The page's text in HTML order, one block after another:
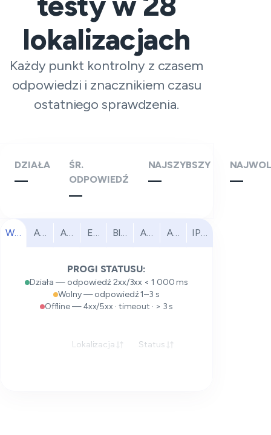
lokalizacjach
Każdy punkt kontrolny z czasem
odpowiedzi i znacznikiem czasu
ostatniego sprawdzenia.
DZIAŁA
—
ŚR.
ODPOWIEDŹ
—
NAJSZYBSZY
— —
WszystkieAmeryka Północna
Ameryka Południowa
EuropaBliski Wschód
Afryka Azja i Pacyfik
IPv6
PROGI STATUSU:
Działa — odpowiedź 2xx/3xx < 1 000 ms
Wolny — odpowiedź 1–3 s
Offline — 4xx/5xx · timeout · > 3 s
Lokalizacja Status